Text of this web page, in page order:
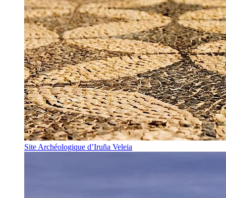
Site Archéologique d’Iruña Veleia